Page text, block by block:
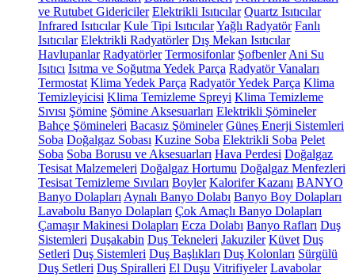
ve Rutubet Gidericiler Elektrikli Isıtıcılar Quartz Isıtıcılar
Infrared Isıtıcılar Kule Tipi IsıtıcılarYağlı Radyatör Fanlı
Isıtıcılar Elektrikli Radyatörler Dış Mekan Isıtıcılar
Havlupanlar Radyatörler Termosifonlar Şofbenler Ani Su
Isıtıcı Isıtma ve Soğutma Yedek Parça Radyatör Vanaları
Termostat Klima Yedek Parça Radyatör Yedek Parça Klima
Temizleyicisi Klima Temizleme Spreyi Klima Temizleme
Sıvısı Şömine Şömine Aksesuarları Elektrikli Şömineler
Bahçe Şömineleri Bacasız Şömineler Güneş Enerji Sistemleri
Soba Doğalgaz Sobası Kuzine Soba Elektrikli Soba Pelet
Soba Soba Borusu ve Aksesuarları Hava Perdesi Doğalgaz
Tesisat Malzemeleri Doğalgaz Hortumu Doğalgaz Menfezleri
Tesisat Temizleme Sıvıları Boyler Kalorifer Kazanı BANYO
Banyo Dolapları Aynalı Banyo Dolabı Banyo Boy Dolapları
Lavabolu Banyo Dolapları Çok Amaçlı Banyo Dolapları
Çamaşır Makinesi Dolapları Ecza Dolabı Banyo Rafları Duş
Sistemleri Duşakabin Duş Tekneleri Jakuziler Küvet Duş
Setleri Duş Sistemleri Duş Başlıkları Duş Kolonları Sürgülü
Duş Setleri Duş Spiralleri El Duşu Vitrifiyeler Lavabolar